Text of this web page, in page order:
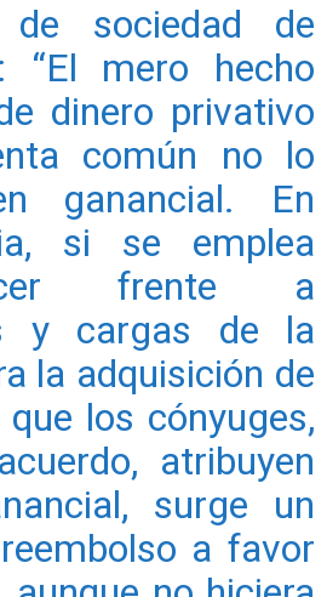
de sociedad de
“El mero hecho
dinero privativo
común no lo
ganancial. En
si se emplea
frente a
y cargas de la
la adquisición de
los cónyuges,
atribuyen
surge un
a favor